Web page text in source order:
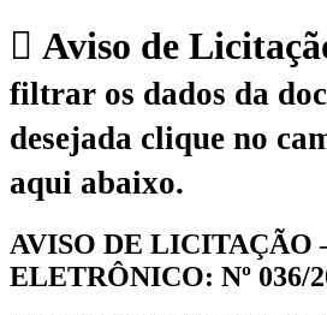
Aviso de
filtrar os dados da
desejada clique no
aqui abaixo.
AVISO DE LICITAÇÃO
ELETRÔNICO: Nº 036/